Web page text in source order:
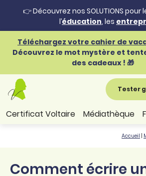
👉 Découvrez nos SOLUTIONS pour
l’éducation, les
Téléchargez votre cahier de
Découvrez le mot mystère et
des cadeaux ! 🎁
Tester
Certificat Voltaire Médiathèque
Accueil
Comment écrire